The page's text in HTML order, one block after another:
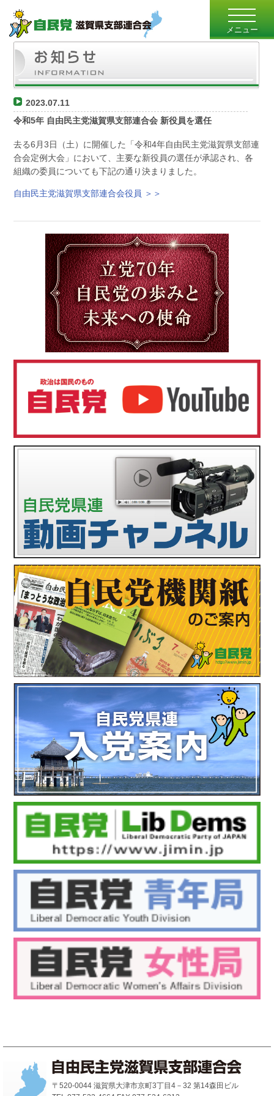
toggle
メニュー
2023.07.11
令和5年 自由民主党滋賀県支部連合会 新役員を選任
去る6月3日（土）に開催した「令和4年自由民主党滋賀県支部連
合会定例大会」において、主要な新役員の選任が承認され、各
組織の委員についても下記の通り決まりました。
自由民主党滋賀県支部連合会役員 ＞＞
〒520-0044 滋賀県大津市京町3丁目4－32 第14森田ビル